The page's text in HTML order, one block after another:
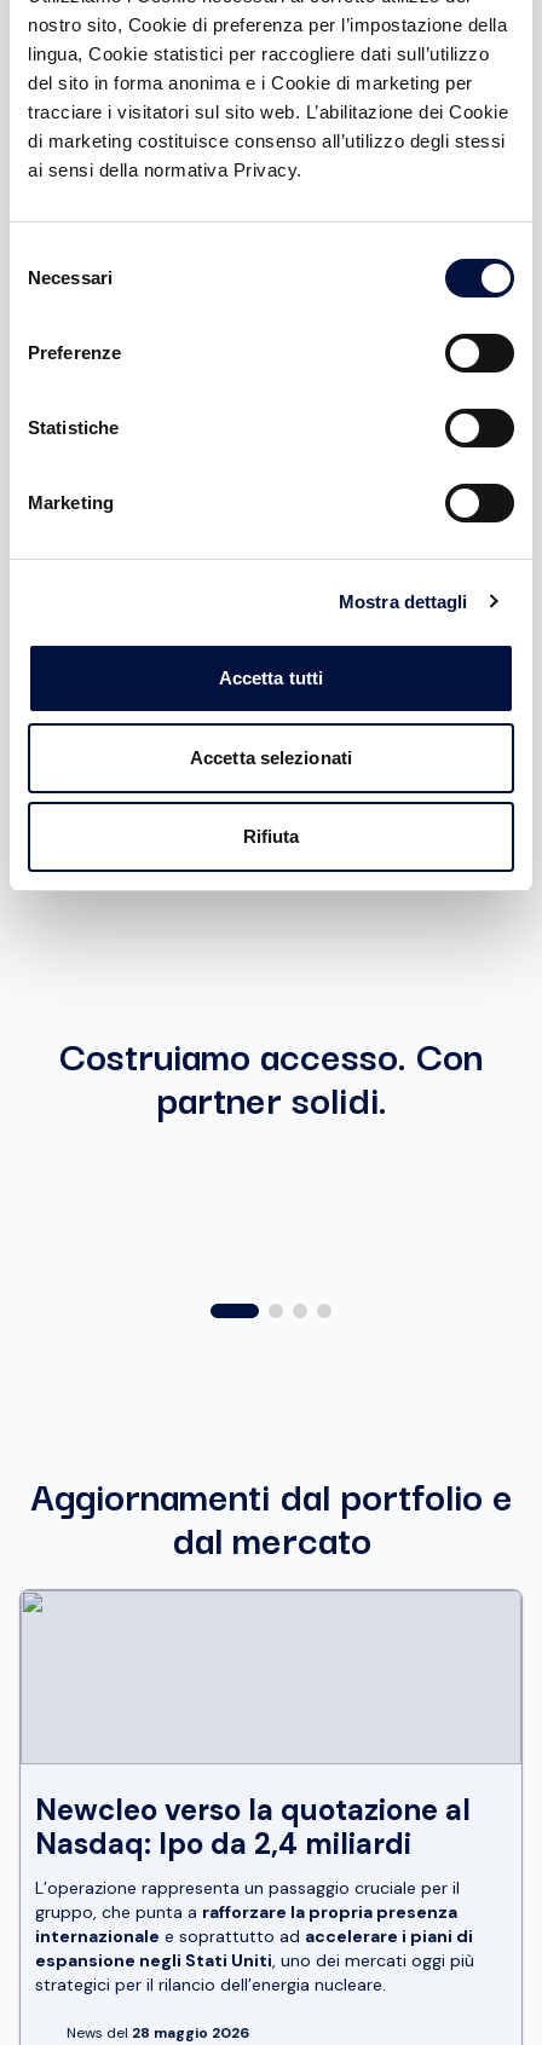
nostro sito, Cookie di preferenza per l’impostazione della
lingua, Cookie statistici per raccogliere dati sull’utilizzo
del sito in forma anonima e i Cookie di marketing per
tracciare i visitatori sul sito web. L’abilitazione dei Cookie
di marketing costituisce consenso all’utilizzo degli stessi
ai sensi della normativa Privacy.
delNecessari
Preferenze
Statistiche
Marketing
Mostra dettagli
Accetta tutti
Accetta selezionati
Rifiuta
membership
Vantaggi:
Accesso a 3 Special Deal con ticket fino a
50.000€
introduction fee AZZERATA e carried interest 10%
illimitato
Accesso a investimenti in startup e PMI con
introduction fee AZZERATA e carried interest
ATTIVABILE DOPO L'ISCRIZIONE
Costruiamo accesso. Con
partner solidi.
Aggiornamenti dal portfolio e
dal mercato
Newcleo verso la quotazione al
Nasdaq: Ipo da 2,4 miliardi
L’operazione rappresenta un passaggio cruciale per il
gruppo, che punta a rafforzare la propria presenza
internazionale e soprattutto ad accelerare i piani di
espansione negli Stati Uniti, uno dei mercati oggi più
strategici per il rilancio dell’energia nucleare.
News del 28 maggio 2026